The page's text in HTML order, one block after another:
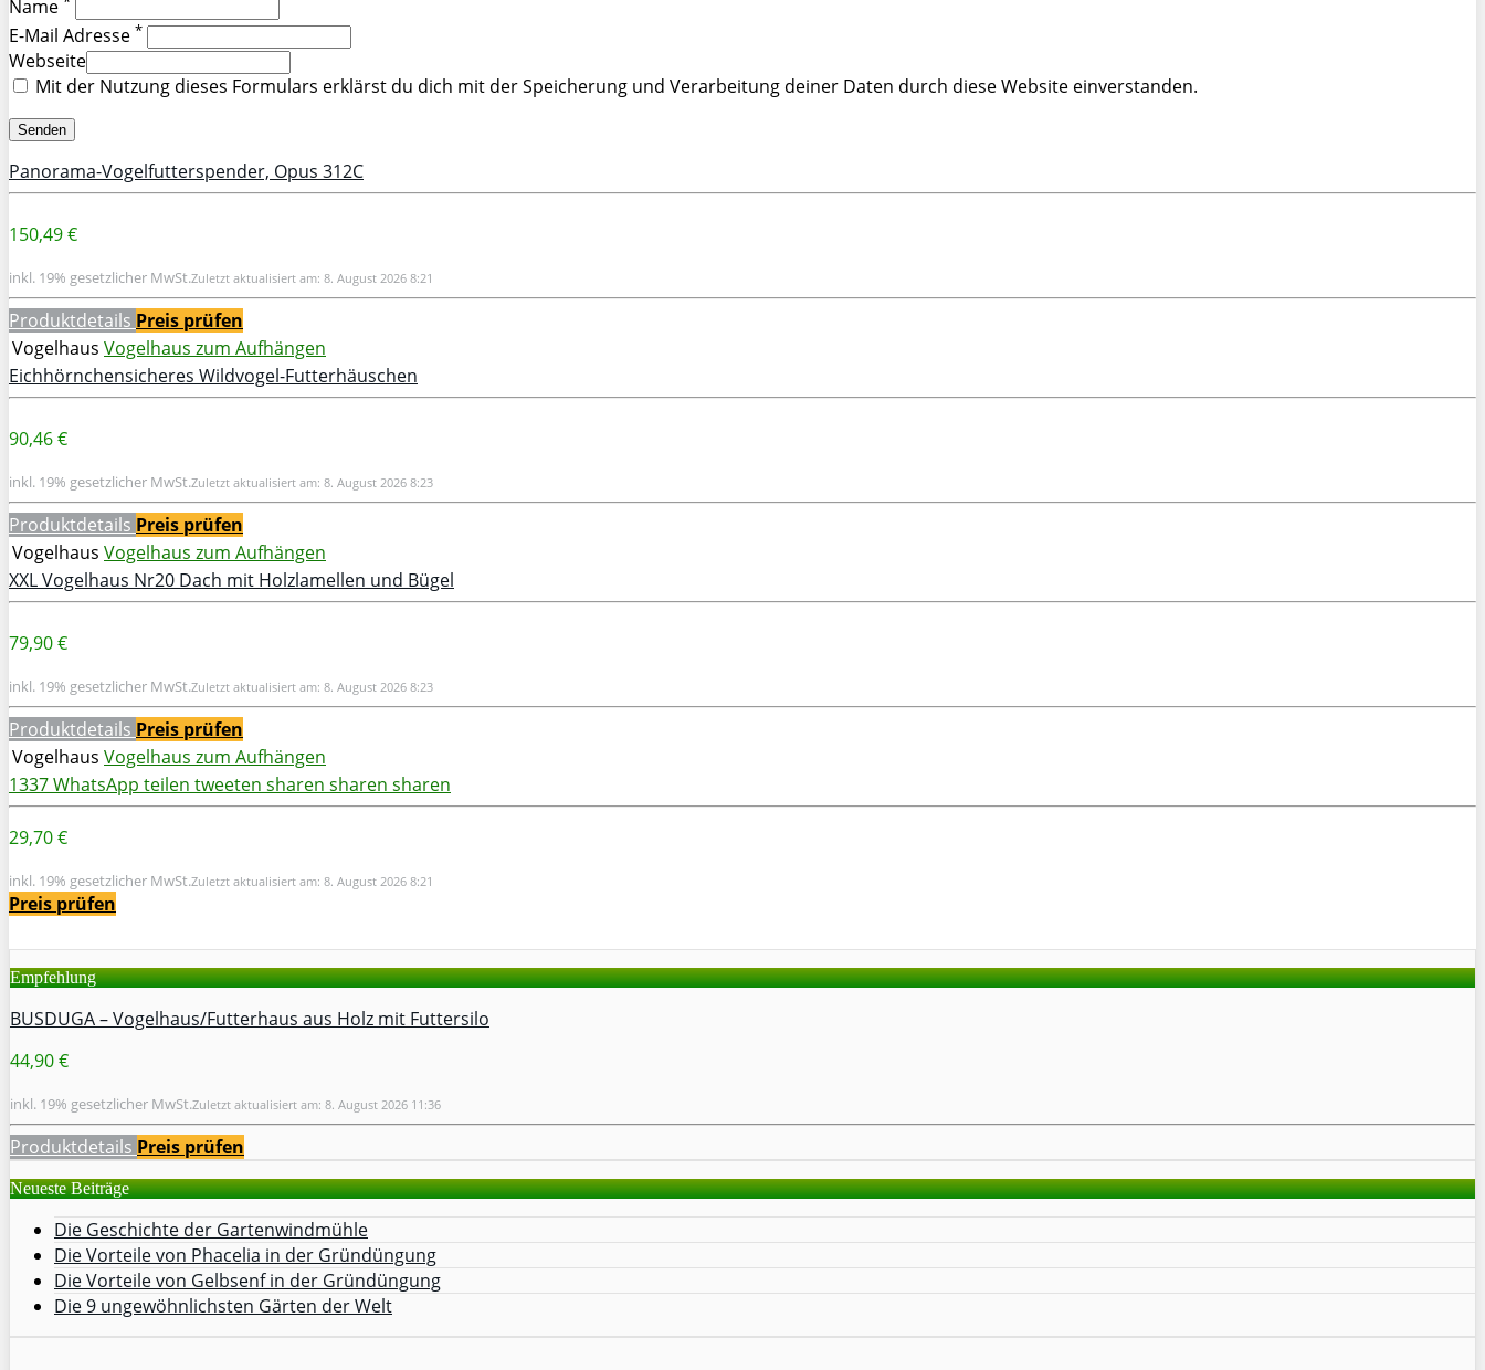
Name
E-Mail Adresse *
Webseite
Mit der Nutzung dieses Formulars erklärst du dich mit der Speicherung und Verarbeitung deiner Daten durch diese Website einverstanden.
Panorama-Vogelfutterspender, Opus 312C
150,49 €
inkl. 19% gesetzlicher MwSt.Zuletzt aktualisiert am: 8. August 2026 8:21
Produktdetails Preis prüfen
Vogelhaus Vogelhaus zum Aufhängen
Eichhörnchensicheres Wildvogel-Futterhäuschen
90,46 €
inkl. 19% gesetzlicher MwSt.Zuletzt aktualisiert am: 8. August 2026 8:23
Produktdetails Preis prüfen
Vogelhaus Vogelhaus zum Aufhängen
XXL Vogelhaus Nr20 Dach mit Holzlamellen und Bügel
79,90 €
inkl. 19% gesetzlicher MwSt.Zuletzt aktualisiert am: 8. August 2026 8:23
Produktdetails Preis prüfen
Vogelhaus Vogelhaus zum Aufhängen
1337WhatsApp teilen tweeten sharen sharen sharen
29,70 €
inkl. 19% gesetzlicher MwSt.Zuletzt aktualisiert am: 8. August 2026 8:21
Preis prüfen
Empfehlung
BUSDUGA – Vogelhaus/Futterhaus aus Holz mit Futtersilo
44,90 €
inkl. 19% gesetzlicher MwSt.Zuletzt aktualisiert am: 8. August 2026 11:36
Produktdetails Preis prüfen
Neueste Beiträge
Die Geschichte der Gartenwindmühle
Die Vorteile von Phacelia in der Gründüngung
Die Vorteile von Gelbsenf in der Gründüngung
Die 9 ungewöhnlichsten Gärten der Welt